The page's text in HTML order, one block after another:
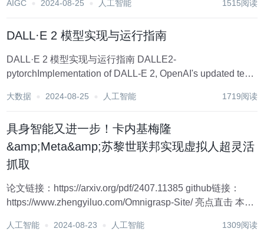
解Llama-1到Llama-3，值得读者点赞收藏！ 引言 在AI领域...
AIGC 2024-08-25 人工智能 1515阅读
DALL·E 2 模型实现与运行指南
DALL·E 2 模型实现与运行指南 DALLE2-
pytorchImplementation of DALL-E 2, OpenAI's updated text-
大数据 2024-08-25 人工智能 1719阅读
具身智能又进一步！卡内基梅隆
&amp;Meta&amp;苏黎世联邦实现虚拟人超灵活
抓取
论文链接：https://arxiv.org/pdf/2407.11385 github链接：
https://www.zhengyiluo.com/Omnigrasp-Site/ 亮点直击 本文
人工智能 2024-08-23 人工智能 1309阅读